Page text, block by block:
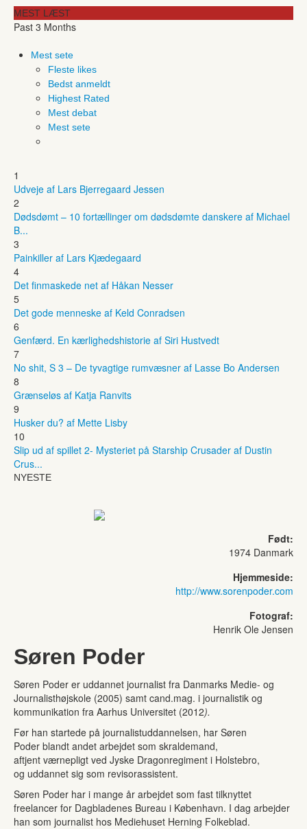
MEST LÆST
Past 3 Months
Mest sete
Fleste likes
Bedst anmeldt
Highest Rated
Mest debat
Mest sete
1
Udveje af Lars Bjerregaard Jessen
2
Dødsdømt – 10 fortællinger om dødsdømte danskere af Michael
B...
3
Painkiller af Lars Kjædegaard
4
Det finmaskede net af Håkan Nesser
5
Det gode menneske af Keld Conradsen
6
Genfærd. En kærlighedshistorie af Siri Hustvedt
7
No shit, S 3 – De tyvagtige rumvæsner af Lasse Bo Andersen
8
Grænseløs af Katja Ranvits
9
Husker du? af Mette Lisby
10
Slip ud af spillet 2- Mysteriet på Starship Crusader af Dustin
Crus...
NYESTE
Født:
1974 Danmark
Hjemmeside:
http://www.sorenpoder.com
Fotograf:
Henrik Ole Jensen
Søren Poder
Søren Poder er uddannet journalist fra Danmarks Medie- og
Journalisthøjskole (2005) samt cand.mag. i journalistik og
kommunikation fra Aarhus Universitet (2012).
Før han startede på journalistuddannelsen, har Søren
Poder blandt andet arbejdet som skraldemand,
aftjent værnepligt ved Jyske Dragonregiment i Holstebro,
og uddannet sig som revisorassistent.
Søren Poder har i mange år arbejdet som fast tilknyttet
freelancer for Dagbladenes Bureau i København. I dag arbejder
han som journalist hos Mediehuset Herning Folkeblad.